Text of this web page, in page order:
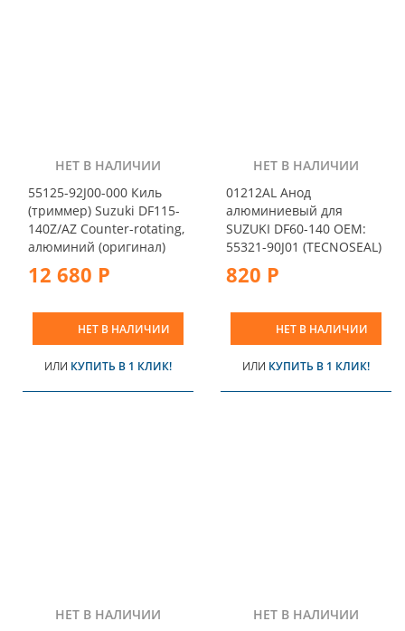
НЕТ В НАЛИЧИИ
55125-92J00-000 Киль
(триммер) Suzuki DF115-
140Z/AZ Counter-rotating,
алюминий (оригинал)
12 680 Р
НЕТ В НАЛИЧИИ
ИЛИ КУПИТЬ В 1 КЛИК!
НЕТ В НАЛИЧИИ
01212AL Анод
алюминиевый для
SUZUKI DF60-140 OEM:
55321-90J01 (TECNOSEAL)
820 Р
НЕТ В НАЛИЧИИ
ИЛИ КУПИТЬ В 1 КЛИК!
НЕТ В НАЛИЧИИ
НЕТ В НАЛИЧИИ